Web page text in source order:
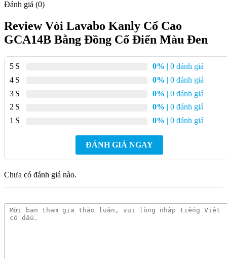
Đánh giá (0)
Review Vòi Lavabo Kanly Cổ Cao
GCA14B Bằng Đồng Cổ Điển Màu Đen
5 0% | 0 đánh giá
4
0% | 0 đánh giá
3
0% | 0 đánh giá
2
0% | 0 đánh giá
1
0% | 0 đánh giá
ĐÁNH GIÁ NGAY
Chưa có đánh giá nào.